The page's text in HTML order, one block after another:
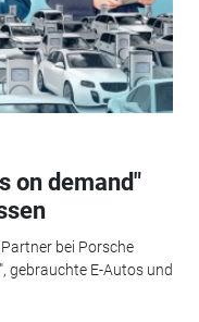
on demand"
bei Porsche
gebrauchte E-Autos und